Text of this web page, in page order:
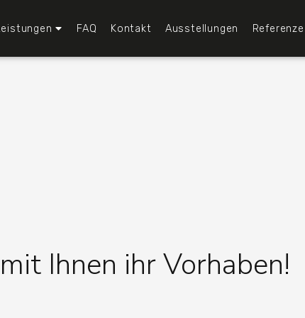
FAQ Kontakt Ausstellungen
Ihnen ihr Vorhaben!